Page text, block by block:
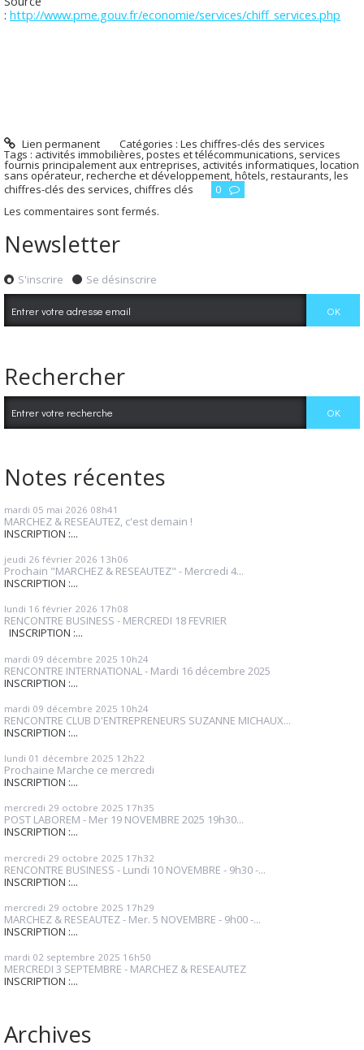
: http://www.pme.gouv.fr/economie/services/chiff_services.php
Lien permanent Catégories :Les chiffres-clés des services
Tags : activités immobilières,postes et télécommunications, services
fournis principalement aux entreprises, activités informatiques,location
sans opérateur,recherche et développement,hôtels,restaurants,les
chiffres-clés des services,chiffres clés
0
Les commentaires sont fermés.
Newsletter
S'inscrire Se désinscrire
Rechercher
Notes récentes
mardi 05 mai 2026 08h41
MARCHEZ & RESEAUTEZ, c'est demain !
INSCRIPTION :...
jeudi 26 février 2026 13h06
Prochain "MARCHEZ & RESEAUTEZ" - Mercredi 4...
INSCRIPTION :...
lundi 16 février 2026 17h08
RENCONTRE BUSINESS - MERCREDI 18 FEVRIER
INSCRIPTION :...
mardi 09 décembre 2025 10h24
RENCONTRE INTERNATIONAL - Mardi 16 décembre 2025
INSCRIPTION :...
mardi 09 décembre 2025 10h24
RENCONTRE CLUB D'ENTREPRENEURS SUZANNE MICHAUX...
INSCRIPTION :...
lundi 01 décembre 2025 12h22
Prochaine Marche ce mercredi
INSCRIPTION :...
mercredi 29 octobre 2025 17h35
POST LABOREM - Mer 19 NOVEMBRE 2025 19h30...
INSCRIPTION :...
mercredi 29 octobre 2025 17h32
RENCONTRE BUSINESS - Lundi 10 NOVEMBRE - 9h30 -...
INSCRIPTION :...
mercredi 29 octobre 2025 17h29
MARCHEZ & RESEAUTEZ - Mer. 5 NOVEMBRE - 9h00 -...
INSCRIPTION :...
mardi 02 septembre 2025 16h50
MERCREDI 3 SEPTEMBRE - MARCHEZ & RESEAUTEZ
INSCRIPTION :...
Archives